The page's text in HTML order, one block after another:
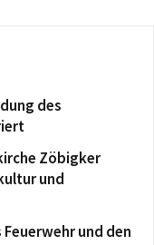
des
Zöbigker
und
und den